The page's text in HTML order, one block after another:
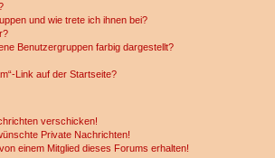
und wie trete ich ihnen bei?
Benutzergruppen farbig dargestellt?
Link auf der Startseite?
verschicken!
Private Nachrichten!
einem Mitglied dieses Forums erhalten!